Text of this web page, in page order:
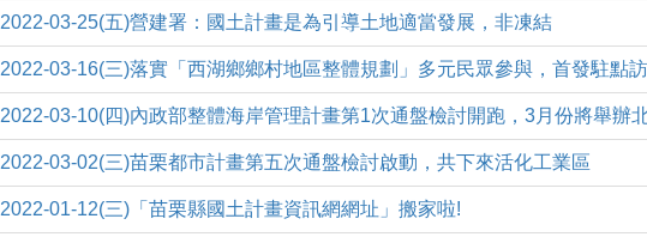
2022-03-25(五)營建署：國土計畫是為引導土地適當發展，非凍結
2022-03-16(三)落實「西湖鄉鄉村地區整體規劃」多元民眾參與，首發駐點
2022-03-10(四)內政部整體海岸管理計畫第1次通盤檢討開跑，3月份將舉辦
2022-03-02(三)苗栗都市計畫第五次通盤檢討啟動，共下來活化工業區
2022-01-12(三)「苗栗縣國土計畫資訊網網址」搬家啦!